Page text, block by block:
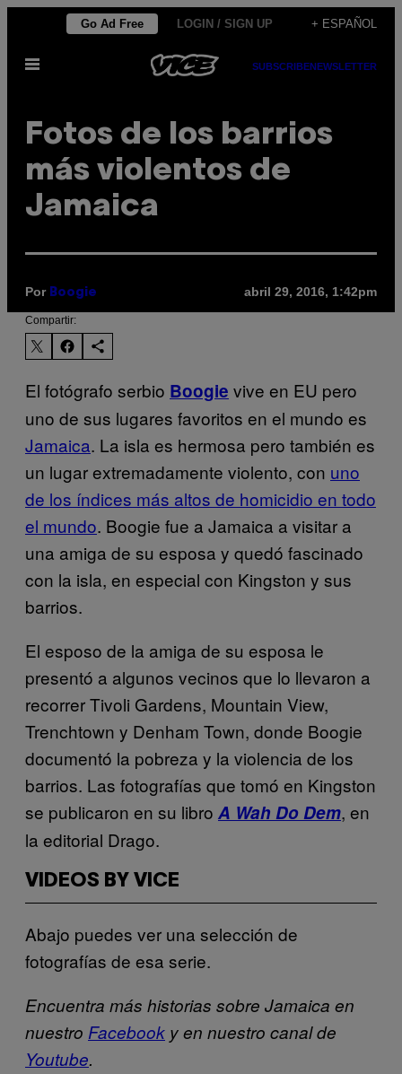
contenido
Go Ad Free LOGIN / SIGN UP + ESPAÑOL
Abrir
SUBSCRIBENEWSLETTER
Fotos de los barrios
más violentos de
Jamaica
Por Boogie abril 29, 2016, 1:42pm
Compartir:
El fotógrafo serbio Boogie vive en EU pero
uno de sus lugares favoritos en el mundo es
Jamaica. La isla es hermosa pero también es
un lugar extremadamente violento, con uno
de los índices más altos de homicidio en todo
el mundo. Boogie fue a Jamaica a visitar a
una amiga de su esposa y quedó fascinado
con la isla, en especial con Kingston y sus
barrios.
El esposo de la amiga de su esposa le
presentó a algunos vecinos que lo llevaron a
recorrer Tivoli Gardens, Mountain View,
Trenchtown y Denham Town, donde Boogie
documentó la pobreza y la violencia de los
barrios. Las fotografías que tomó en Kingston
se publicaron en su libro A Wah Do Dem, en
la editorial Drago.
VIDEOS BY VICE
Abajo puedes ver una selección de
fotografías de esa serie.
Encuentra más historias sobre Jamaica en
nuestro Facebook y en nuestro canal de
Youtube.